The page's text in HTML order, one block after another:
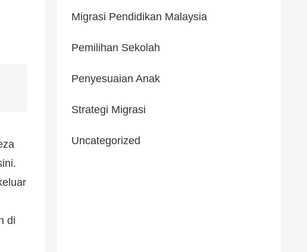
di
Migrasi Pendidikan Malaysia
Pemilihan Sekolah
Penyesuaian Anak
Strategi Migrasi
Uncategorized